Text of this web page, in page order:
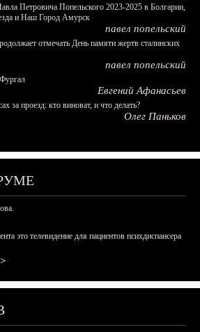
Петровича Попельского 2023-2025 в Болгарии,
и Наш Город Амурск
павел попельский
отмечать День памяти жертв сталинских
павел попельский
Евгений Афанасьев
за проезд: кто виноват, и что делать?
Олег Паньков
это телевидение для пациентов психдиспансера